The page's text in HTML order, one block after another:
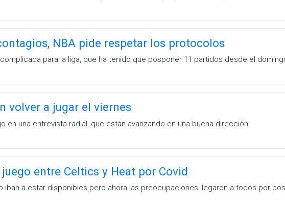
NBA pide respetar los protocolos
para la liga, que ha tenido que posponer 11 partidos desde el
volver a jugar el viernes
en una entrevista radial, que están avanzando en una buena dirección
entre Celtics y Heat por Covid
iban a estar disponibles pero ahora las preocupaciones llegaron a todos por